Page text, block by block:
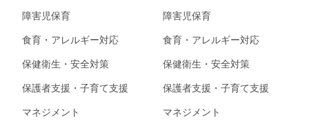
障害児保育
食育・アレルギー対応
保健衛生・安全対策
保護者支援・子育て支援
マネジメント
障害児保育
食育・アレルギー対応
保健衛生・安全対策
保護者支援・子育て支援
マネジメント